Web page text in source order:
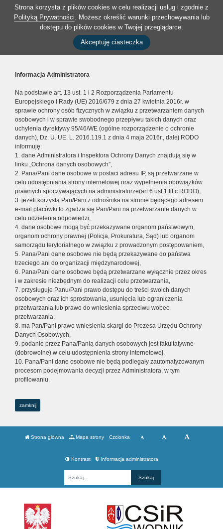
Strona korzysta z plików cookies w celu realizacji usług i zgodnie z
Polityką Prywatności. Możesz określić warunki przechowywania lub
dostępu do plików cookies w Twojej przeglądarce.
Akceptuję ciasteczka
Informacja Administratora
Na podstawie art. 13 ust. 1 i 2 Rozporządzenia Parlamentu
Europejskiego i Rady (UE) 2016/679 z dnia 27 kwietnia 2016r. w
sprawie ochrony osób fizycznych w związku z przetwarzaniem danych
osobowych i w sprawie swobodnego przepływu takich danych oraz
uchylenia dyrektywy 95/46/WE (ogólne rozporządzenie o ochronie
danych), Dz. U. UE. L. 2016.119.1 z dnia 4 maja 2016r., dalej RODO
informuję:
1. dane Administratora i Inspektora Ochrony Danych znajdują się w
linku „Ochrona danych osobowych”,
2. Pana/Pani dane osobowe w postaci adresu IP, są przetwarzane w
celu udostępniania strony internetowej oraz wypełnienia obowiązków
prawnych spoczywających na administratorze(art.6 ust.1 lit.c RODO),
3. jeżeli korzysta Pan/Pani z odnośnika na stronie będącego adresem
e-mail placówki to zgadza się Pan/Pani na przetwarzanie danych w
celu udzielenia odpowiedzi,
4. dane osobowe mogą być przekazywane organom państwowym,
organom ochrony prawnej (Policja, Prokuratura, Sąd) lub organom
samorządu terytorialnego w związku z prowadzonym postępowaniem,
5. Pana/Pani dane osobowe nie będą przekazywane do państwa
trzeciego ani do organizacji międzynarodowej,
6. Pana/Pani dane osobowe będą przetwarzane wyłącznie przez okres
i w zakresie niezbędnym do realizacji celu przetwarzania,
7. przysługuje Panu/Pani prawo dostępu do treści swoich danych
osobowych oraz ich sprostowania, usunięcia lub ograniczenia
przetwarzania lub prawo do wniesienia sprzeciwu wobec
przetwarzania,
8. ma Pan/Pani prawo wniesienia skargi do Prezesa Urzędu Ochrony
Danych Osobowych,
9. podanie przez Pana/Panią danych osobowych jest fakultatywne
(dobrowolne) w celu udostępnienia strony internetowej,
10. Pana/Pani dane osobowe nie będą podlegały zautomatyzowanym
procesom podejmowania decyzji przez Administratora, w tym
profilowaniu.
zamknij
Strona główna Mapa strony Czcionka
Kontrast Informacja administratora